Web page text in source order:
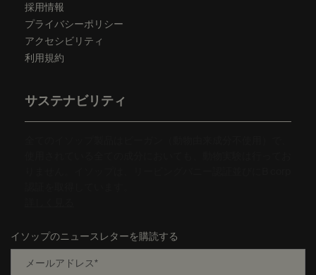
採用情報
プライバシーポリシー
アクセシビリティ
利用規約
サステナビリティ
イソップのニュースレターを購読する
メールアドレス*